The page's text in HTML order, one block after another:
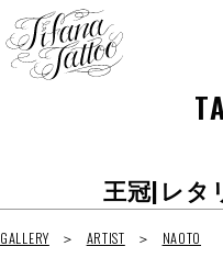
王冠|レタ
GALLERY ARTIST NAOTO